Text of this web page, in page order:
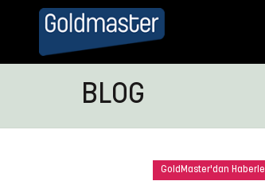
BLOG
GoldMaster'dan